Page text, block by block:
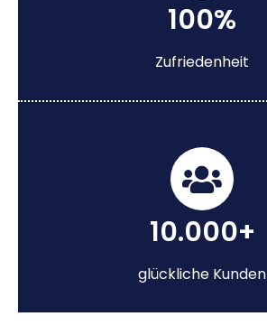
100%
Zufriedenheit
10.000+
glückliche Kunden